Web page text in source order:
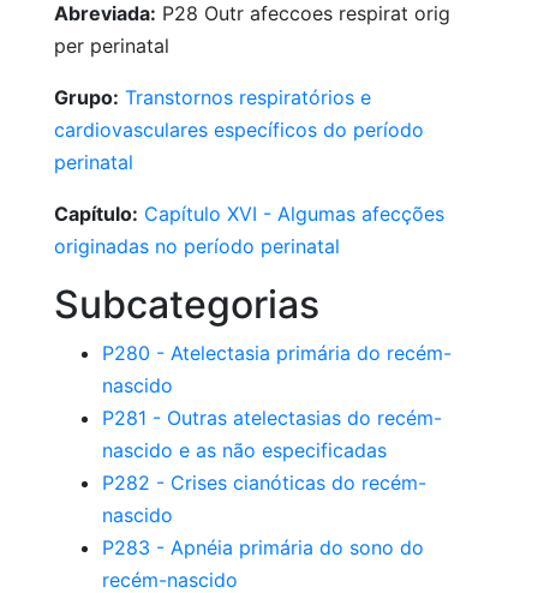
Abreviada: P28 Outr afeccoes respirat orig
per perinatal
Grupo: Transtornos respiratórios e
cardiovasculares específicos do período
perinatal
Capítulo: Capítulo XVI - Algumas afecções
originadas no período perinatal
Subcategorias
P280 - Atelectasia primária do recém-
nascido
P281 - Outras atelectasias do recém-
nascido e as não especificadas
P282 - Crises cianóticas do recém-
nascido
P283 - Apnéia primária do sono do
recém-nascido